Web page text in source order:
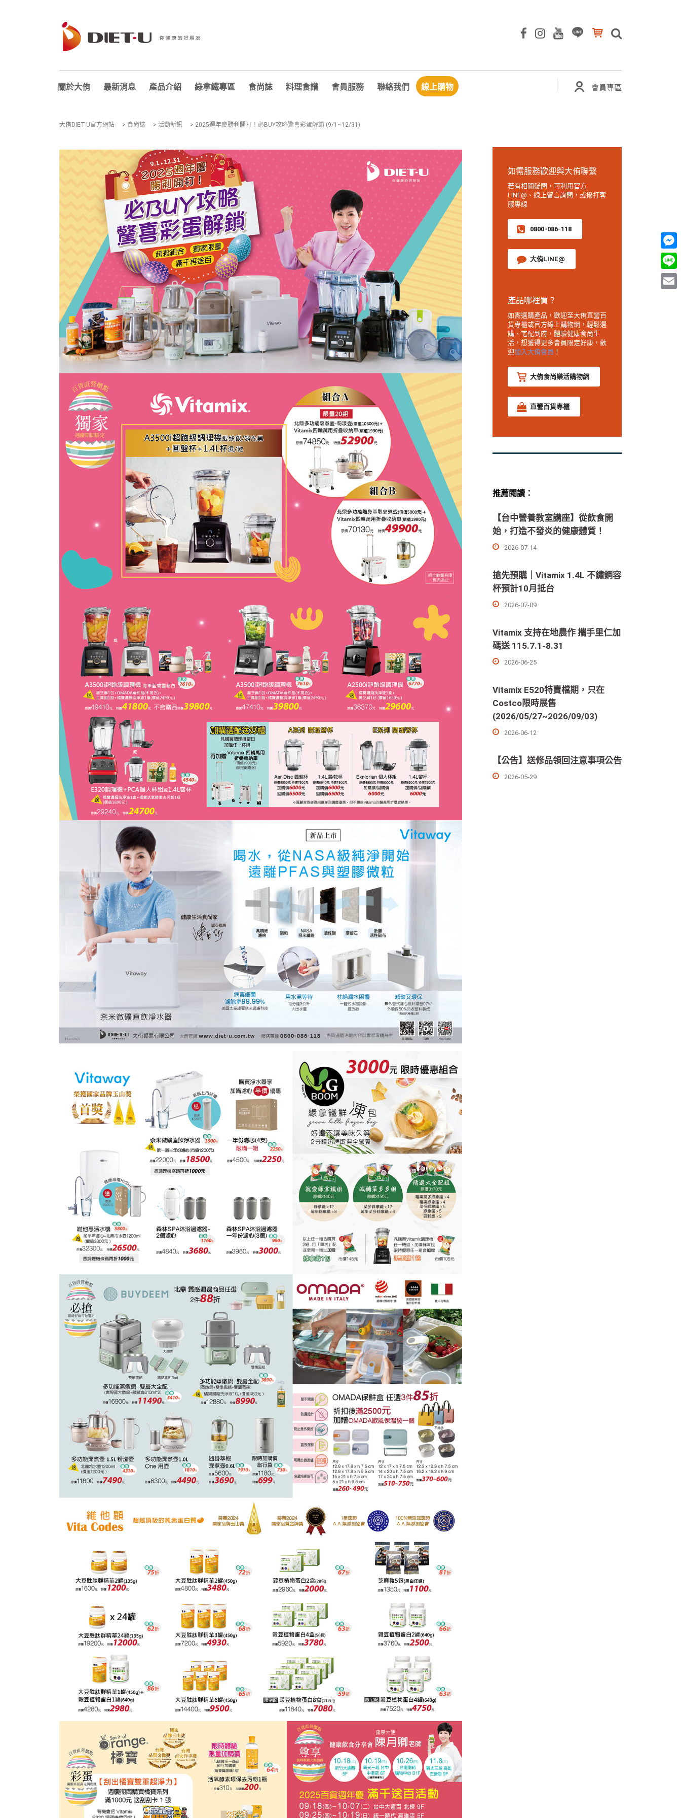
關於大侑 最新消息 產品介紹 綠拿鐵專區 食尚誌 料理食譜 會員服務 聯絡我們 線上購物 會員專區
大侑DIET-U官方網站 > 食尚誌 > 活動新訊 > 2025週年慶勝利開打！必BUY攻略驚喜彩蛋解鎖 (9/1~12/31)
如需服務歡迎與大侑聯繫
若有相關疑問，可利用官方
LINE@、線上留言詢問，或撥打客
服專線
0800-086-118
大侑LINE@
產品哪裡買？
如需選購產品，歡迎至大侑直營百
貨專櫃或官方線上購物網，輕鬆選
購、宅配到府，體驗健康食尚生
活，想獲得更多會員限定好康，歡
迎加入大侑會員 ！
大侑食尚樂活購物網
直營百貨專櫃
推薦閱讀：
【台中營養教室講座】從飲食開
始，打造不發炎的健康體質！
2026-07-14
搶先預購｜Vitamix 1.4L 不鏽鋼容
杯預計10月抵台
2026-07-09
Vitamix 支持在地農作 攜手里仁加
碼送 115.7.1-8.31
2026-06-25
Vitamix E520特賣檔期，只在
Costco限時展售
(2026/05/27~2026/09/03)
2026-06-12
【公告】送修品領回注意事項公告
2026-05-29
Line